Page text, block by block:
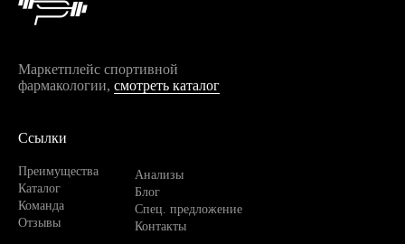
Маркетплейс спортивной
фармакологии, смотреть каталог
Ссылки
Преимущества
Каталог
Команда
Отзывы
Анализы
Блог
Спец. предложение
Контакты